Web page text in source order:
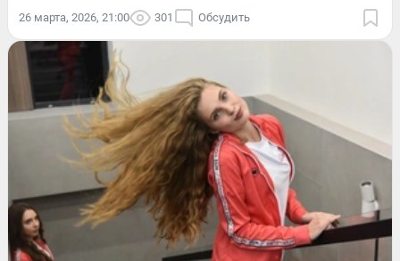
26 марта, 2026, 21:00 301 Обсудить